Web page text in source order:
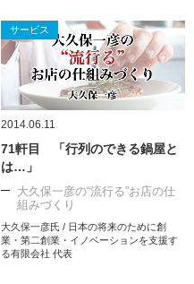
サービス
2014.06.11
71軒目 「行列のできる鍋屋と
は…」
大久保一彦の“流行る”お店の仕
組みづくり
大久保一彦氏 / 日本の将来のために創
業・第二創業・イノベーションを支援す
る有限会社 代表